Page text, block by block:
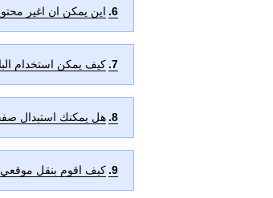
6. اين يمكن ان اغير
7. كيف يمكن استخدام
8. هل يمكنك استبدال صفحة 404 الخطأ بصفحة اخرى من
9. كيف اقوم بنقل